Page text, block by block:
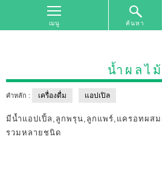
ค้นหา
บน
ตาม
เขต
พื้นที่
น้ำผลไม้
คำหลัก : เครื่องดื่ม แอปเปิล
มีน้ำแอปเปิ้ล,ลูกพรุน,ลูกแพร์,แครอทผส
รวมหลายชนิด